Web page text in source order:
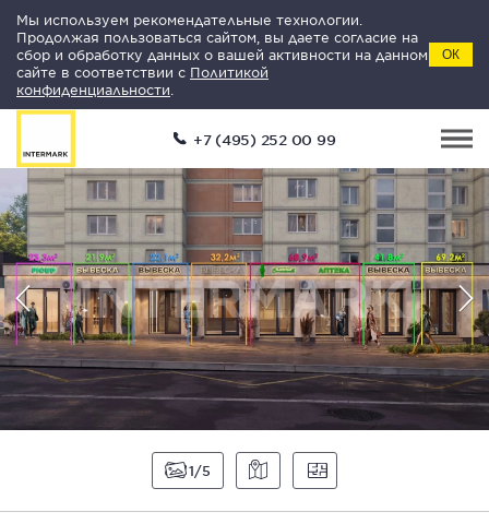
Мы используем рекомендательные технологии.
Продолжая пользоваться сайтом, вы даете согласие на
сбор и обработку данных о вашей активности на данном
сайте в соответствии с Политикой
конфиденциальности
ОК
+7 (495) 252 00 99
1 5